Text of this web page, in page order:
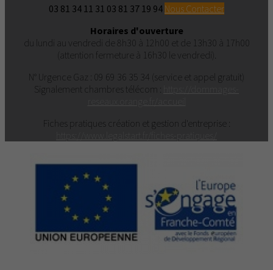
03 81 34 11 31 03 81 37 19 94 Nous Contacter
Horaires d'ouverture
du lundi au vendredi de 8h30 à 12h00 et de 13h30 à 17h00
(attention fermeture à 16h30 le vendredi).
N° Urgence Gaz : 09 69 36 35 34 (service et appel gratuit)
Signalement chambres télécom :
Fiches pratiques création et gestion d'entreprise :